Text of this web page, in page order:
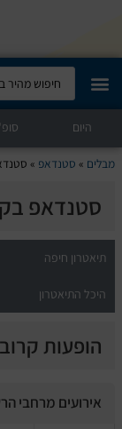
מבלים קלאב
הופעות היום
סטנדאפ
הצגות ילדים
הופעות חיות
הצגות תיאטרון
מחזות זמר
היום
מבלים » סטנדאפ »
סטנדאפ
תיאטרון חיפה
היכל התיאטרון
הופעות
אירועים מרחבי